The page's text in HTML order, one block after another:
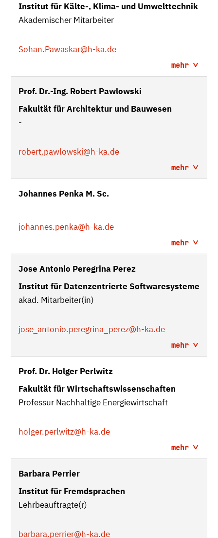
Institut für Kälte-, Klima- und Umwelttechnik
Akademischer Mitarbeiter
Sohan.Pawaskar@h-ka.de
mehr
Prof. Dr.-Ing. Robert Pawlowski
Fakultät für Architektur und Bauwesen
-
robert.pawlowski@h-ka.de
mehr
Johannes Penka M. Sc.
johannes.penka@h-ka.de
mehr
Jose Antonio Peregrina Perez
Institut für Datenzentrierte Softwaresysteme
akad. Mitarbeiter(in)
jose_antonio.peregrina_perez@h-ka.de
mehr
Prof. Dr. Holger Perlwitz
Fakultät für Wirtschaftswissenschaften
Professur Nachhaltige Energiewirtschaft
holger.perlwitz@h-ka.de
mehr
Barbara Perrier
Institut für Fremdsprachen
Lehrbeauftragte(r)
barbara.perrier@h-ka.de